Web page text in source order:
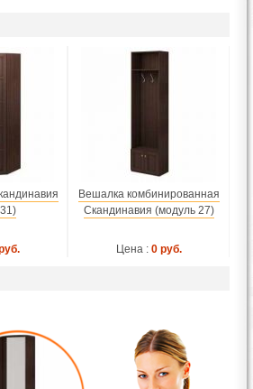
Вешалка комбинированная
Скандинавия (модуль 27)
Цена : 0 руб.